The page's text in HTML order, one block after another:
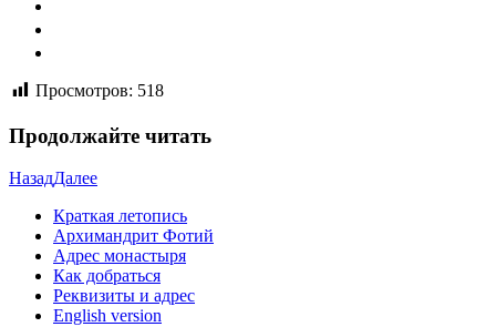
Просмотров: 518
Продолжайте читать
НазадДалее
Краткая летопись
Архимандрит Фотий
Адрес монастыря
Как добраться
Реквизиты и адрес
English version